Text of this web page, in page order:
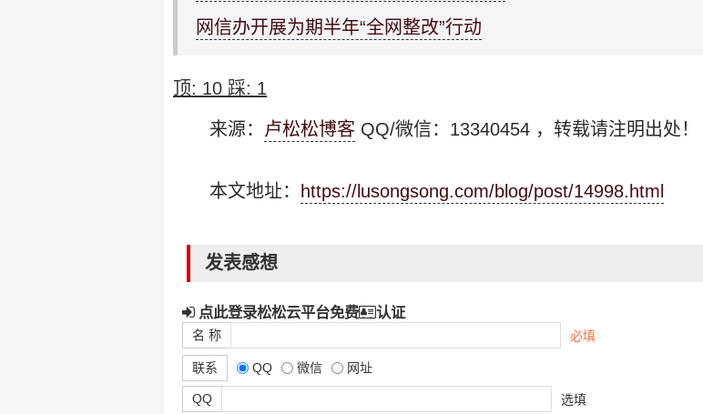
网信办开展为期半年“全网整改”行动
顶: 10 踩: 1
来源： 卢松松博客 QQ/微信：13340454 ，转载请注明出处！
本文地址： https://lusongsong.com/blog/post/14998.html
发表感想
点此登录松松云平台免费 认证
名 称 必填
联系 QQ 微信 网址
QQ 选填